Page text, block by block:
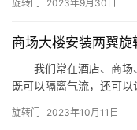
旋转门型材的强度来看
松手后应能复原状。 2
旋转门 2023年9月30日
商场大楼安装两翼旋
我们常在酒店、商场
既可以隔离气流，还可
转门具有平滑门和自动
旋转门 2023年10月11日